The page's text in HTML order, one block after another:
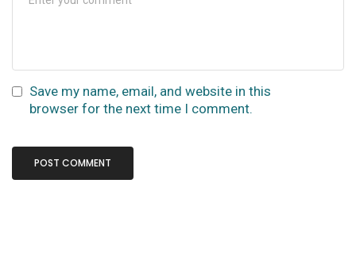
Save my name, email, and website in this
browser for the next time I comment.